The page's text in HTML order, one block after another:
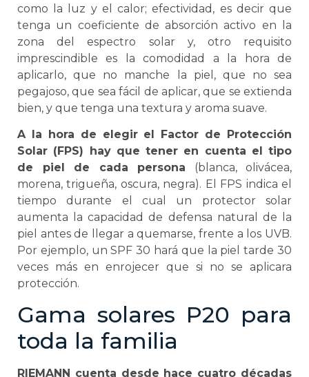
como la luz y el calor; efectividad, es decir que
tenga un coeficiente de absorción activo en la
zona del espectro solar y, otro requisito
imprescindible es la comodidad a la hora de
aplicarlo, que no manche la piel, que no sea
pegajoso, que sea fácil de aplicar, que se extienda
bien, y que tenga una textura y aroma suave.
A la hora de elegir el Factor de Protección
Solar (FPS) hay que tener en cuenta el tipo
de piel de cada persona (blanca, olivácea,
morena, trigueña, oscura, negra). El FPS indica el
tiempo durante el cual un protector solar
aumenta la capacidad de defensa natural de la
piel antes de llegar a quemarse, frente a los UVB.
Por ejemplo, un SPF 30 hará que la piel tarde 30
veces más en enrojecer que si no se aplicara
protección.
Gama solares P20 para
toda la familia
RIEMANN cuenta desde hace cuatro décadas